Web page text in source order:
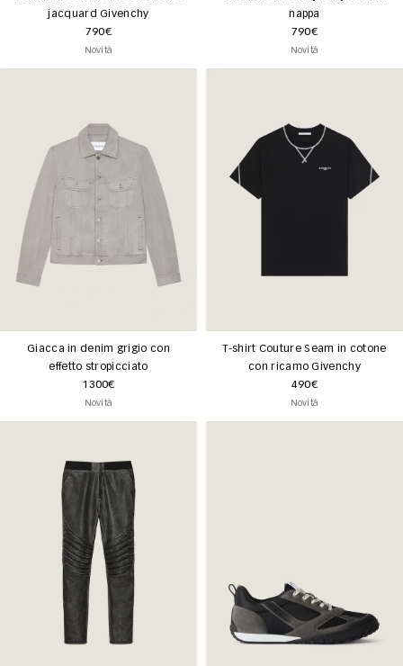
jacquard Givenchy
790€
Novità
nappa
790€
Novità
Giacca in denim grigio con
effetto stropicciato
1300€
Novità
T-shirt Couture Seam in cotone
con ricamo Givenchy
490€
Novità